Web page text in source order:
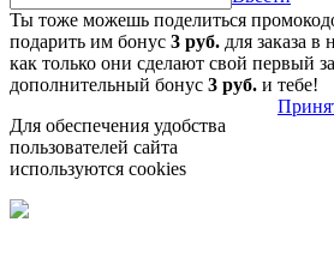
Ты тоже можешь поделиться
подарить им бонус 3 руб. для заказа
как только они сделают свой первый
дополнительный бонус 3 руб. и тебе!
Для обеспечения удобства
пользователей сайта
используются cookies